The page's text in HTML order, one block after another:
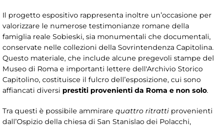
Il progetto espositivo rappresenta inoltre un’occasione per
valorizzare le numerose testimonianze romane della
famiglia reale Sobieski, sia monumentali che documentali,
conservate nelle collezioni della Sovrintendenza Capitolina.
Questo materiale, che include alcune pregevoli stampe del
Museo di Roma e importanti lettere dell'Archivio Storico
Capitolino, costituisce il fulcro dell’esposizione, cui sono
affiancati diversi prestiti provenienti da Roma e non solo.
Tra questi è possibile ammirare quattro ritratti provenienti
dall’Ospizio della chiesa di San Stanislao dei Polacchi,